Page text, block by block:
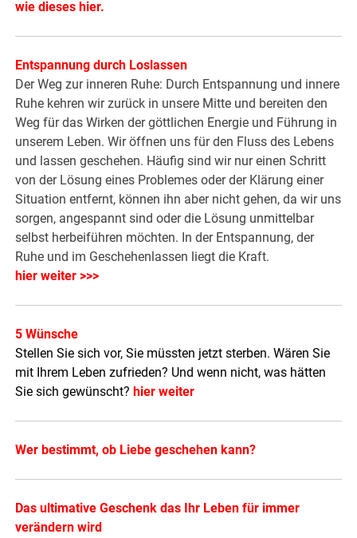
wie dieses hier.
Entspannung durch Loslassen
Der Weg zur inneren Ruhe: Durch Entspannung und innere
Ruhe kehren wir zurück in unsere Mitte und bereiten den
Weg für das Wirken der göttlichen Energie und Führung in
unserem Leben. Wir öffnen uns für den Fluss des Lebens
und lassen geschehen. Häufig sind wir nur einen Schritt
von der Lösung eines Problemes oder der Klärung einer
Situation entfernt, können ihn aber nicht gehen, da wir uns
sorgen, angespannt sind oder die Lösung unmittelbar
selbst herbeiführen möchten. In der Entspannung, der
Ruhe und im Geschehenlassen liegt die Kraft.
hier weiter >>>
5 Wünsche
Stellen Sie sich vor, Sie müssten jetzt sterben. Wären Sie
mit Ihrem Leben zufrieden? Und wenn nicht, was hätten
Sie sich gewünscht? hier weiter
Wer bestimmt, ob Liebe geschehen kann?
Das ultimative Geschenk das Ihr Leben für immer
verändern wird